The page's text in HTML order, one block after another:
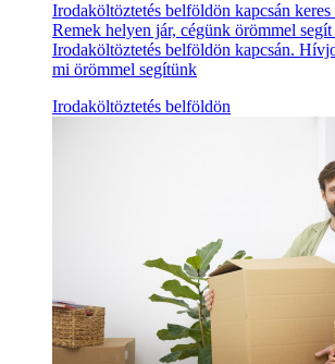
Irodaköltöztetés belföldön kapcsán keres
Remek helyen jár, cégünk örömmel
Irodaköltöztetés belföldön kapcsán.
mi örömmel segítünk
Irodaköltöztetés belföldön